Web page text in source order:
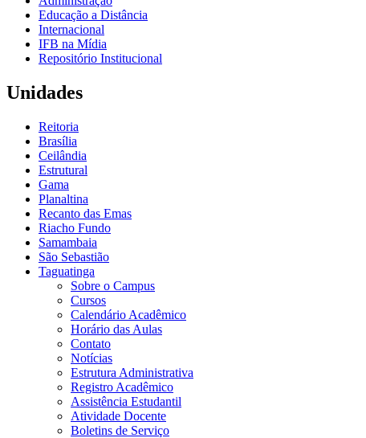
Educação a Distância
Internacional
IFB na Mídia
Repositório Institucional
Unidades
Reitoria
Brasília
Ceilândia
Estrutural
Gama
Planaltina
Recanto das Emas
Riacho Fundo
Samambaia
São Sebastião
Taguatinga
Sobre o Campus
Cursos
Calendário Acadêmico
Horário das Aulas
Contato
Notícias
Estrutura Administrativa
Registro Acadêmico
Assistência Estudantil
Atividade Docente
Boletins de Serviço